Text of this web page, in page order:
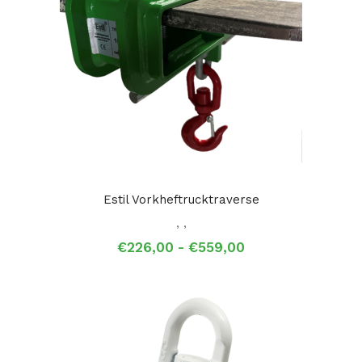
Estil Vorkheftrucktraverse
, ,
€226,00 - €559,00